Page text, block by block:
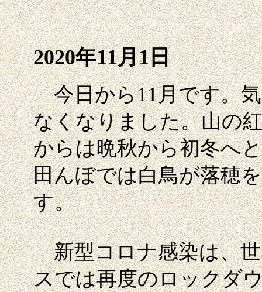
2020年11月1日
今日から11月です。気
なくなりました。山の
からは晩秋から初冬へ
田んぼでは白鳥が落穂
す。
新型コロナ感染は、世
スでは再度のロックダ